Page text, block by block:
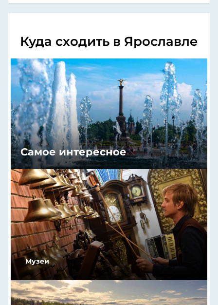
Куда сходить в Ярославле
Самое интересное
Музеи